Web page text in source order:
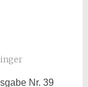
Nr. 39